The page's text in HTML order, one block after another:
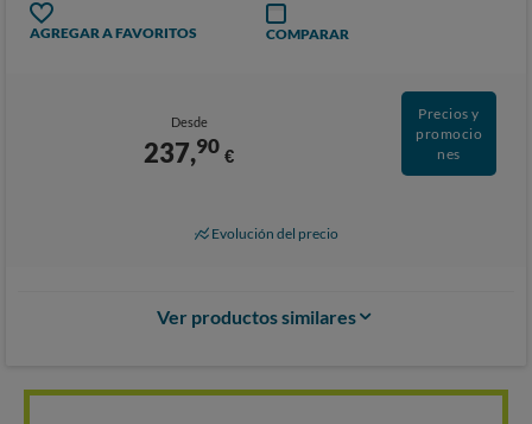
AGREGAR A FAVORITOS COMPARAR
Desde
237,90 €
Precios y
promocio
nes
Evolución del precio
Ver productos similares